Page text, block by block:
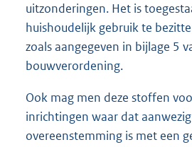
uitzonderingen. Het is
huishoudelijk gebruik te
zoals aangegeven in bijlage 5
bouwverordening.
Ook mag men deze stoffen
inrichtingen waar dat
overeenstemming is met een